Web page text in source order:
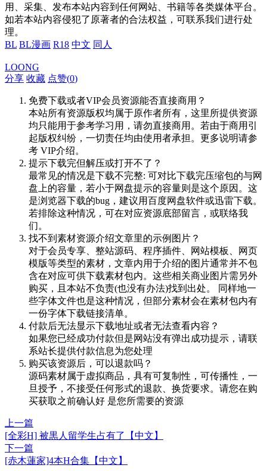
用、采集、发布本站内容到任何网站、书籍等各类媒体平台。
如若本站内容侵犯了原著者的合法权益，可联系我们进行处
理。
BL BL漫画 R18 中文 同人
LOONG
分享 收藏 点赞(0)
免费下载或者VIP会员资源能否直接商用？
本站所有资源版权均属于原作者所有，这里所提供资源
均只能用于参考学习用，请勿直接商用。若由于商用引
起版权纠纷，一切责任均由使用者承担。更多说明请参
考 VIP介绍。
提示下载完但解压或打开不了？
最常见的情况是下载不完整: 可对比下载完压缩包的与网
盘上的容量，若小于网盘提示的容量则是这个原因。这
是浏览器下载的bug，建议用百度网盘软件或迅雷下载。
若排除这种情况，可在对应资源底部留言，或联络我
们。
找不到素材资源介绍文章里的示例图片？
对于会员专享、整站源码、程序插件、网站模板、网页
模版等类型的素材，文章内用于介绍的图片通常并不包
含在对应可供下载素材包内。这些相关商业图片需另外
购买，且本站不负责(也没有办法)找到出处。 同样地一
些字体文件也是这种情况，但部分素材会在素材包内有
一份字体下载链接清单。
付款后无法显示下载地址或者无法查看内容？
如果您已经成功付款但是网站没有弹出成功提示，请联
系站长提供付款信息为您处理
购买该资源后，可以退款吗？
源码素材属于虚拟商品，具有可复制性，可传播性，一
旦授予，不接受任何形式的退款、换货要求。请您在购
买获取之前确认好 是您所需要的资源
上一篇
[全彩H] 被黒人留学生占有了【中文】
下一篇
[赤木蓮家]4本H合集【中文】